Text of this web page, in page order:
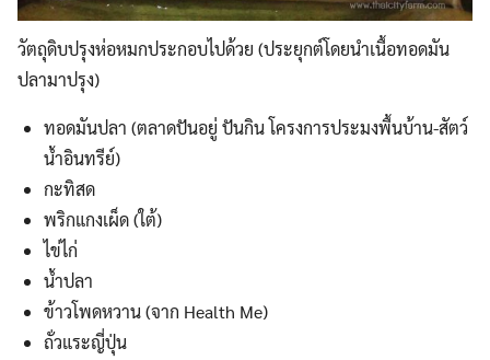
วัตถุดิบปรุงห่อหมกประกอบไปด้วย (ประยุกต์โดยนำเนื้อทอดมัน
ปลามาปรุง)
ทอดมันปลา (ตลาดปันอยู่ ปันกิน โครงการประมงพื้นบ้าน-สัตว์
น้ำอินทรีย์)
กะทิสด
พริกแกงเผ็ด (ใต้)
ไข่ไก่
น้ำปลา
ข้าวโพดหวาน (จาก Health Me)
ถั่วแระญี่ปุ่น